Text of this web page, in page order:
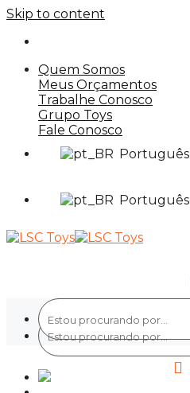
Skip to content
Quem Somos
Meus Orçamentos
Trabalhe Conosco
Grupo Toys
Fale Conosco
Português
Português